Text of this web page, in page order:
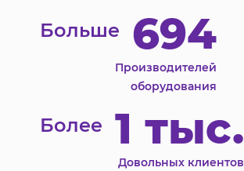
Больше 694
Производителей
оборудования
Более 1 тыс.
Довольных клиентов